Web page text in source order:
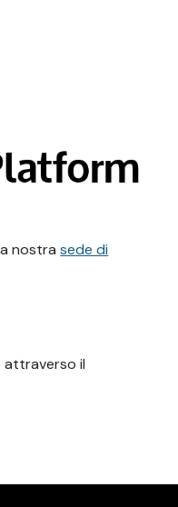
nostrasede di
il